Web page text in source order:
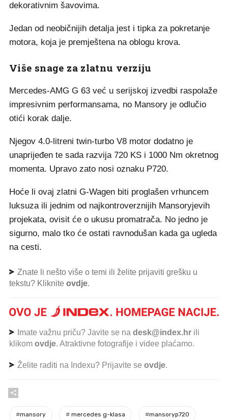
dekorativnim šavovima.
Jedan od neobičnijih detalja jest i tipka za pokretanje
motora, koja je premještena na oblogu krova.
Više snage za zlatnu verziju
Mercedes-AMG G 63 već u serijskoj izvedbi raspolaže
impresivnim performansama, no Mansory je odlučio
otići korak dalje.
Njegov 4.0-litreni twin-turbo V8 motor dodatno je
unaprijeđen te sada razvija 720 KS i 1000 Nm okretnog
momenta. Upravo zato nosi oznaku P720.
Hoće li ovaj zlatni G-Wagen biti proglašen vrhuncem
luksuza ili jednim od najkontroverznijih Mansoryjevih
projekata, ovisit će o ukusu promatrača. No jedno je
sigurno, malo tko će ostati ravnodušan kada ga ugleda
na cesti.
Znate li nešto više o temi ili želite prijaviti grešku u
tekstu? Kliknite ovdje.
Imate važnu priču? Javite se na desk@index.hr ili
klikom ovdje. Atraktivne fotografije i videe plaćamo.
Želite raditi na Indexu? Prijavite se ovdje.
#mansory # mercedes g-klasa #mansoryp720